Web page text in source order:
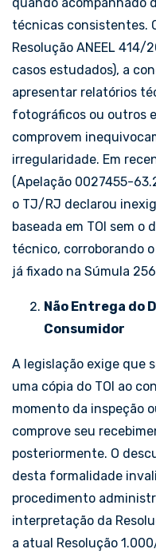
técnicas consistentes.
Resolução ANEEL 414/
casos estudados), a
apresentar relatórios
fotográficos ou outros
comprovem
irregularidade. Em
(Apelação 0027455-
o TJ/RJ declarou
baseada em TOI sem o
técnico, corroborando
já fixado na Súmula
Não Entrega do
Consumidor
A legislação exige que
uma cópia do TOI ao
momento da inspeção
comprove seu
posteriormente. O
desta formalidade
procedimento
interpretação da
a atual Resolução